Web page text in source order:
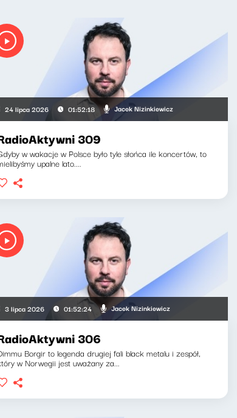
24 lipca 2026 01:52:18 Jacek Nizinkiewicz
309
w wakacje w Polsce było tyle słońca ile koncertów, to
upalne lato....
3 lipca 2026 01:52:24 Jacek Nizinkiewicz
306
Borgir to legenda drugiej fali black metalu i zespół,
w Norwegii jest uważany za...